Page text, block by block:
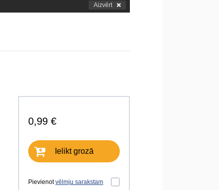
Aizvērt
0,99 €
Ielikt grozā
Pievienotvēlmju sarakstam